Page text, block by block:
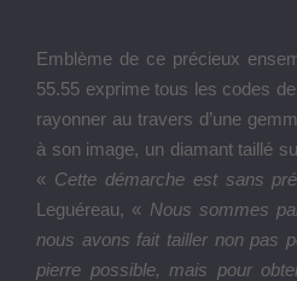
Emblème de ce précieux
55.55 exprime tous les codes
rayonner au travers d’une
à son image, un diamant taillé
« Cette démarche est sans
Leguéreau, « Nous sommes
nous avons fait tailler non pas
pierre possible, mais pour